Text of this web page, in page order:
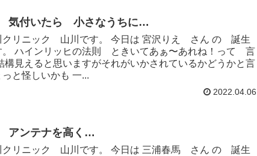
気付いたら 小さなうちに…
クリニック 山川です。 今日は 宮沢りえ さん の 誕生
ハインリッヒの法則 ときいてあぁ〜あれね！って 言
構見えると思いますがそれがいかされているかどうかと言
っと怪しいかも 一...
2022.04.06
アンテナを高く…
クリニック 山川です。 今日は 三浦春馬 さん の 誕生